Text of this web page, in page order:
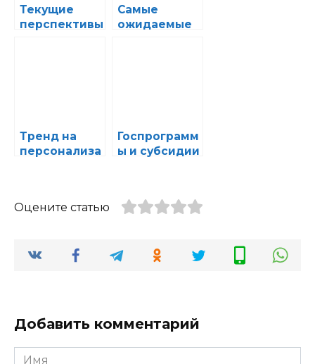
Текущие
перспективы
Самые
ожидаемые
Тренд на
персонализа
предлагают
Госпрограмм
ы и субсидии
станет
потребителе
Оцените статью
Добавить комментарий
Имя